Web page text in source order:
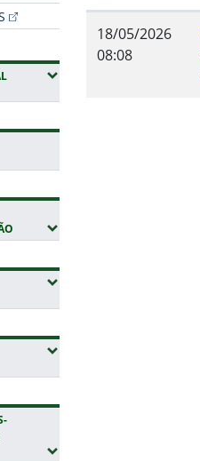
(EXPANDIR SUBMENUS)
(EXPANDIR SUBMENUS)
SUBMENUS)
SUBMENUS)
SUBMENUS)
18/05/2026
08:08